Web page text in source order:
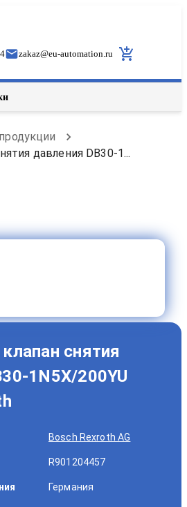
zakaz@eu-automation.ru
давления DB30-1...
снятия
1N5X/200YU
Bosch Rexroth AG
R901204457
Германия